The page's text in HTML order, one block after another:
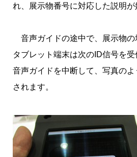
れ、展示物番号に対応した説明が
音声ガイドの途中で、展示物の
タブレット端末は次のID信号を受
音声ガイドを中断して、写真の
されます。